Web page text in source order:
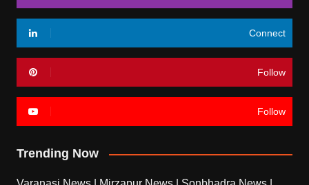
Connect
Follow
Follow
Trending Now